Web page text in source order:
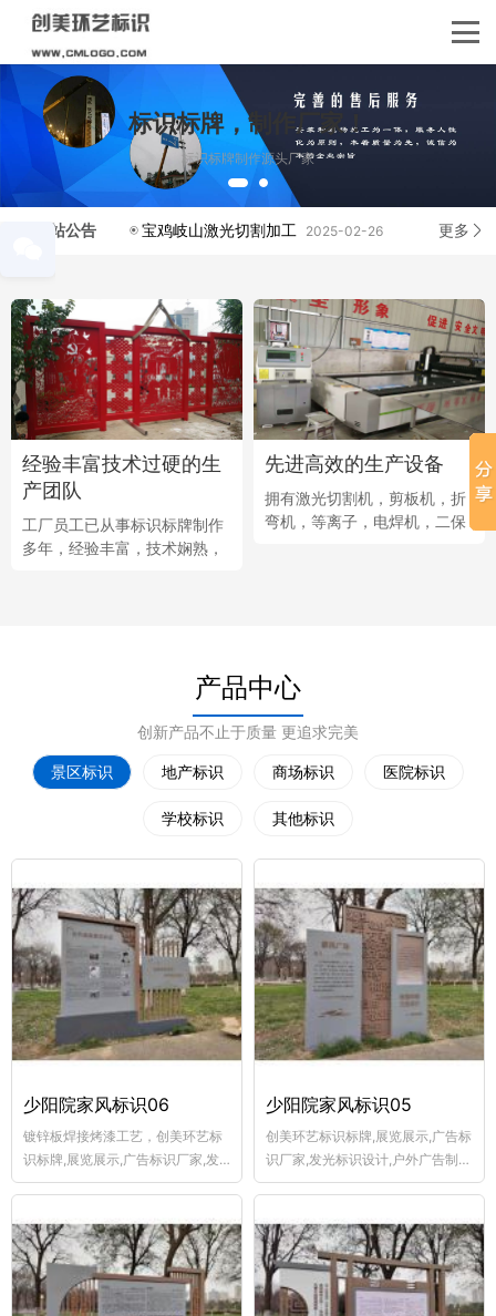
标识标牌，制作厂家！
标识标牌制作源头厂家
网站公告 宝鸡岐山激光切割加工 2025-02-26 关
更多
经验丰富技术过硬的生
产团队
工厂员工已从事标识标牌制作
多年，经验丰富，技术娴熟，
先进高效的生产设备
拥有激光切割机，剪板机，折
弯机，等离子，电焊机，二保
产品中心
创新产品不止于质量 更追求完美
景区标识 地产标识 商场标识 医院标识
学校标识 其他标识
少阳院家风标识06
镀锌板焊接烤漆工艺，创美环艺标
识标牌,展览展示,广告标识厂家,发
光标识设计,户外广告制作,围墙广告
业美陈,交通标志牌加工,景观斜坡立
体字
少阳院家风标识05
创美环艺标识标牌,展览展示,广告标
识厂家,发光标识设计,户外广告制
作,围墙广告制作,宣传栏制作厂,乡
工,景观斜坡立体字